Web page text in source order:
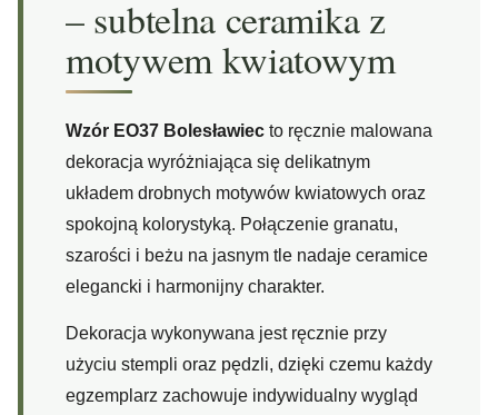
– subtelna ceramika z
motywem kwiatowym
Wzór EO37 Bolesławiec to ręcznie malowana
dekoracja wyróżniająca się delikatnym
układem drobnych motywów kwiatowych oraz
spokojną kolorystyką. Połączenie granatu,
szarości i beżu na jasnym tle nadaje ceramice
elegancki i harmonijny charakter.
Dekoracja wykonywana jest ręcznie przy
użyciu stempli oraz pędzli, dzięki czemu każdy
egzemplarz zachowuje indywidualny wygląd